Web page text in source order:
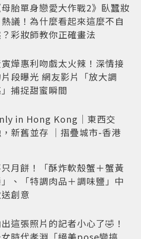
母胎單身戀愛大作戰2》臥蠶妝
議！為什麼看起來這麼不自
彩妝師教你正確畫法
燁惠利吻戲太火辣！深情接
段曝光 網友影片「放大調
捕捉甜蜜瞬間
in Hong Kong｜東西交
新舊並存 ｜摺疊城市-香港
月餅！「酥炸軟殼蟹＋蟹黃
、「特調肉品＋調味鹽」中
創意
這張照片的記者小心了🤣！